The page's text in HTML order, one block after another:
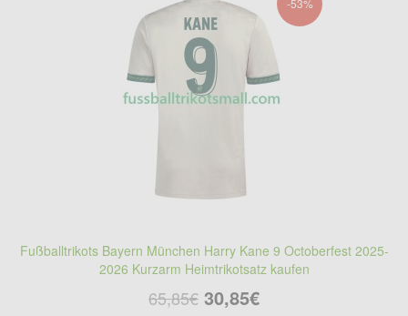
-53%
Fußballtrikots Bayern München Harry Kane 9 Octoberfest 2025-
2026 Kurzarm Heimtrikotsatz kaufen
65,85€ 30,85€